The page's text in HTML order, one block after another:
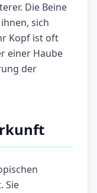
Die Beine
sich
Kopf ist oft
einer Haube
der
Sie